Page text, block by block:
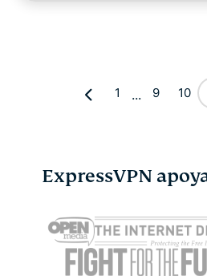
1 ... 9 10
ExpressVPN